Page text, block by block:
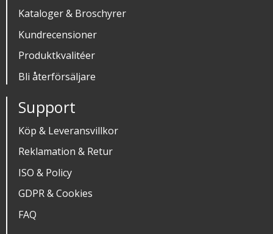
Kataloger & Broschyrer
Kundrecensioner
Produktkvalitéer
Bli återförsäljare
Support
Köp & Leveransvillkor
Reklamation & Retur
ISO & Policy
GDPR & Cookies
FAQ